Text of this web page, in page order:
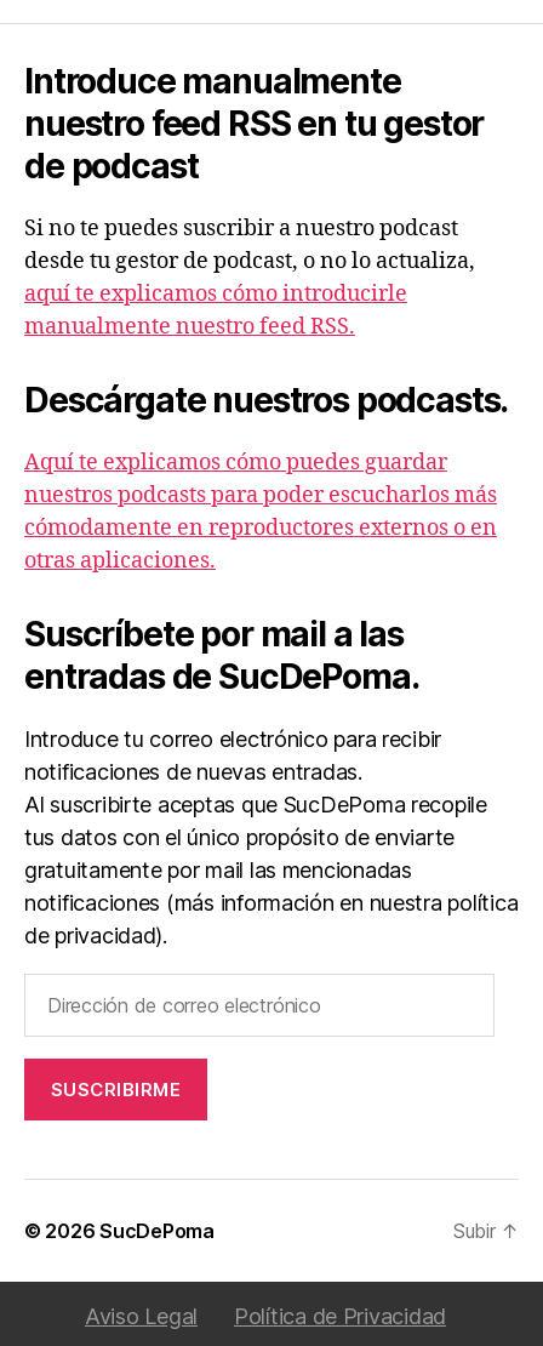
a
d
i
o
entradas
Introduce manualmente
nuestro feed RSS en tu gestor
de podcast
Si no te puedes suscribir a nuestro podcast
desde tu gestor de podcast, o no lo actualiza,
aquí te explicamos cómo introducirle
manualmente nuestro feed RSS.
Descárgate nuestros podcasts.
Aquí te explicamos cómo puedes guardar
nuestros podcasts para poder escucharlos más
cómodamente en reproductores externos o en
otras aplicaciones.
Suscríbete por mail a las
entradas de SucDePoma.
Introduce tu correo electrónico para recibir
notificaciones de nuevas entradas.
Al suscribirte aceptas que SucDePoma recopile
tus datos con el único propósito de enviarte
gratuitamente por mail las mencionadas
notificaciones (más información en nuestra política
de privacidad).
SUSCRIBIRME
© 2026SucDePoma Subir ↑
Aviso Legal
Política de Privacidad